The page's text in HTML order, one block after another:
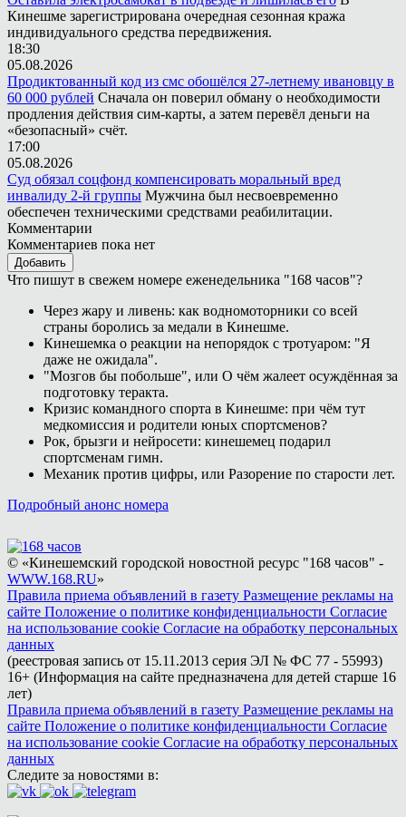
Кинешме зарегистрирована очередная сезонная кража
индивидуального средства передвижения.
18:30
05.08.2026
Продиктованный код из смс обошёлся 27-летнему ивановцу в
60 000 рублей Сначала он поверил обману о необходимости
продления действия сим-карты, а затем перевёл деньги на
«безопасный» счёт.
17:00
05.08.2026
Суд обязал соцфонд компенсировать моральный вред
инвалиду 2-й группы Мужчина был несвоевременно
обеспечен техническими средствами реабилитации.
Комментарии
Комментариев пока нет
Добавить
Что пишут в свежем номере еженедельника "168 часов"?
Через жару и ливень: как водномоторники со всей
страны боролись за медали в Кинешме.
Кинешемка о реакции на непорядок с тротуаром: "Я
даже не ожидала".
"Мозгов бы побольше", или О чём жалеет осуждённая за
подготовку теракта.
Кризис командного спорта в Кинешме: при чём тут
медкомиссия и родители юных спортсменов?
Рок, брызги и нейросети: кинешемец подарил
спортсменам гимн.
Механик против цифры, или Разорение по старости лет.
Подробный анонс номера
© «Кинешемский городской новостной ресурс "168 часов" -
WWW.168.RU»
Правила приема объявлений в газету Размещение рекламы на
сайте Положение о политике конфиденциальности Согласие
на использование cookie Согласие на обработку персональных
данных
(реестровая запись от 15.11.2013 серия ЭЛ № ФС 77 - 55993)
16+ (Информация на сайте предназначена для детей старше 16
лет)
Правила приема объявлений в газету Размещение рекламы на
сайте Положение о политике конфиденциальности Согласие
на использование cookie Согласие на обработку персональных
данных
Следите за новостями в: